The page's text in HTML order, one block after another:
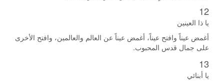
12
يا ذا العينين
أغمض عيناً وافتح عيناً، أغمض عيناً عن العالم والعالمين، وافتح الأخرى
على جمال قدس المحبوب.
13
يا أبنائي